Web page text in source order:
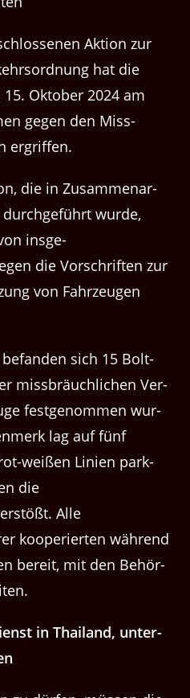
Aktion zur
hat die
Okto­ber 2024 am
gegen den Miss­
ergriffen.
die in Zusam­me­nar­
wurde,
ins­ge­
die Vorschriften zur
von Fahrzeu­gen
sich 15 Bolt-
miss­bräuch­lichen Ver­
festgenom­men wur­
lag auf fünf
weißen Lin­ien park­
die
Alle
kooperierten während
bere­it, mit den Behör­
in Thai­land, unter­